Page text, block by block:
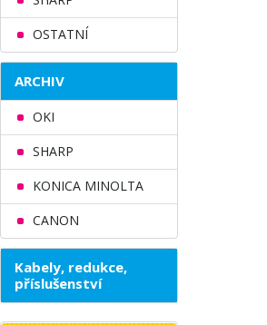
OSTATNÍ
ARCHIV
OKI
SHARP
KONICA MINOLTA
CANON
Kabely, redukce,
příslušenství